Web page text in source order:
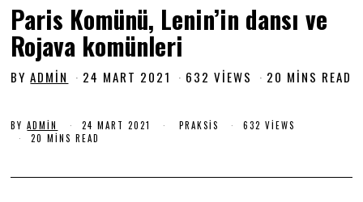
Paris Komünü, Lenin’in dansı ve
Rojava komünleri
BYADMIN 24 MART 2021 2
2
632 VIEWS 20 MINS READ
BYADMIN 24 MART 2021 PRAKSIS
632 VIEWS
20 MINS READ